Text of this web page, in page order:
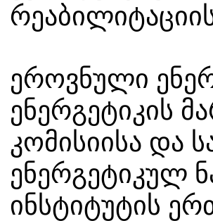
ეროვნული
ენერგეტიკის
კომისიისა და
ენერგეტიკულ
ინსტიტუტის